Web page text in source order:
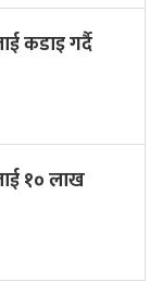
कडाइ गर्दै
१० लाख